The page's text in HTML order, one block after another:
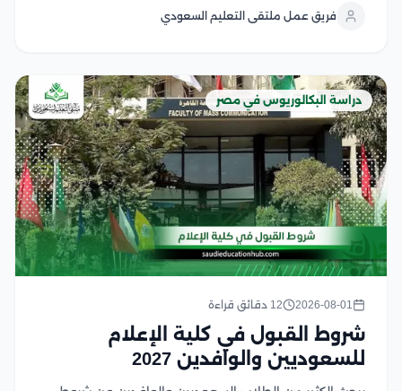
باعتراف واسع في العديد من الدول...
فريق عمل ملتقى التعليم السعودي
دراسة البكالوريوس في مصر
2026-08-01 12 دقائق قراءة
شروط القبول في كلية الإعلام
للسعوديين والوافدين 2027